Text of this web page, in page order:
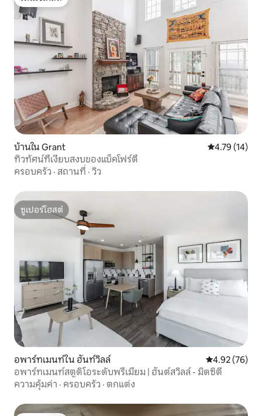
โดนใจเกสต์
บ้านใน Grant คะแนนเฉลี่ย
4.79 (14)
ทิวทัศน์ที่เงียบสงบของแบ็คโฟร์ตี้
ครอบครัว · สถานที่ · วิว
ซูเปอร์โฮสต์
ซูเปอร์โฮสต์
อพาร์ทเมนท์ใน ฮันท์วิลล์ คะแนนเฉลี่ย
4.92 (76)
อพาร์ทเมนท์สตูดิโอระดับพรีเมียม | ฮันต์สวิลล์ - มิดซิตี้
ความคุ้มค่า · ครอบครัว · ตกแต่ง